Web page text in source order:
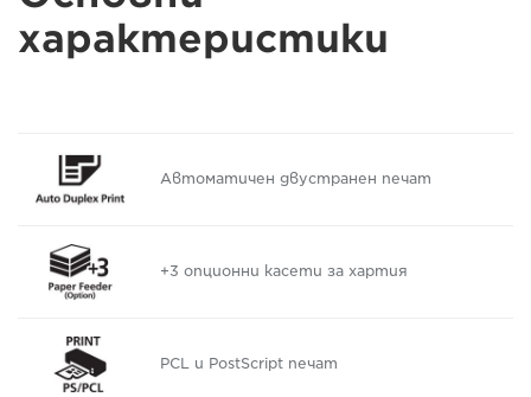
характеристики
Автоматичен двустранен печат
+3 опционни касети за хартия
PCL и PostScript печат